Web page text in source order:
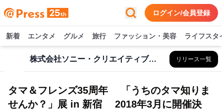
ログイン/会員登録
新着 エンタメ グルメ 旅行 ファッション・美容 ライフスタ
株式会社ソニー・クリエイティブプロダクツ リリース一覧
タマ＆フレンズ35周年 「うちのタマ知りま
せんか？」展 in 新宿 2018年3月に開催決